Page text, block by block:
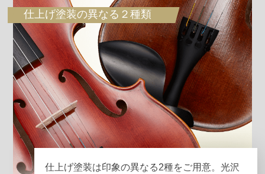
仕上げ塗装の異なる２種類
仕上げ塗装は印象の異なる2種をご用意。光沢